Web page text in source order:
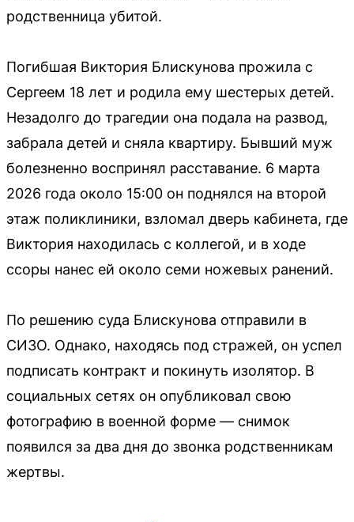
родственница убитой.
Погибшая Виктория Блискунова прожила с
Сергеем 18 лет и родила ему шестерых детей.
Незадолго до трагедии она подала на развод,
забрала детей и сняла квартиру. Бывший муж
болезненно воспринял расставание. 6 марта
2026 года около 15:00 он поднялся на второй
этаж поликлиники, взломал дверь кабинета, где
Виктория находилась с коллегой, и в ходе
ссоры нанес ей около семи ножевых ранений.
По решению суда Блискунова отправили в
СИЗО. Однако, находясь под стражей, он успел
подписать контракт и покинуть изолятор. В
социальных сетях он опубликовал свою
фотографию в военной форме — снимок
появился за два дня до звонка родственникам
жертвы.